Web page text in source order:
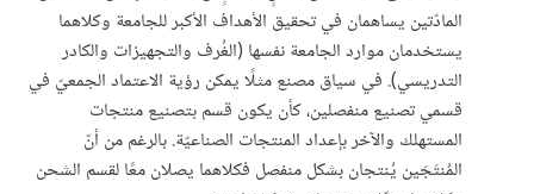
المادّتين يساهمان في تحقيق الأهداف الأكبر للجامعة وكلاهما
يستخدمان موارد الجامعة نفسها (الغُرف والتجهيزات والكادر
التدريسي). في سياق مصنع مثلًا يمكن رؤية الاعتماد الجمعيّ في
قسمي تصنيع منفصلين، كأن يكون قسم بتصنيع منتجات
المستهلك والآخر بإعداد المنتجات الصناعيّة. بالرغم من أنّ
المُنتَجَين يُنتجان بشكل منفصل فكلاهما يصلان معًا لقسم الشحن